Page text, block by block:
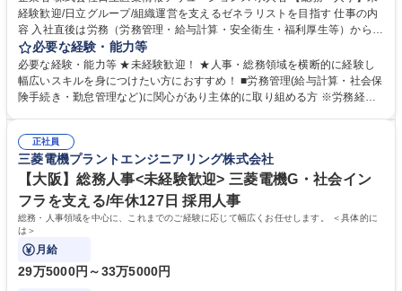
経験歓迎/日立グループ/組織運営を支えるゼネラリストを目指す 仕事の内
容 入社直後は労務（労務管理・給与計算・安全衛生・福利厚生等）からお
任せいたします。将来は総務・採用・教育業務へ守備範囲を広げ、組織運
営を支えるゼネラリストをめざせます。 ・初期業務：労働時間管理、給与
計算、社会保険対応、福利厚生管理、安全衛生、健康経営推進等をお任せ
します。ご経験に応じて、休職者管理など、幅広く経験を積んでいただき
幅広く経験を積みたい意欲がある方に最適な環境です。 募集職種 【総
務・人事】未経験歓迎/日立グループ/組織運営を支えるゼネラリストを目
指す
必要な経験・能力等
必要な経験・能力等 ★未経験歓迎！ ★人事・総務領域を横断的に経験し
幅広いスキルを身につけたい方におすすめ！ ■労務管理(給与計算・社会保
険手続き・勤怠管理など)に関心があり主体的に取り組める方 ※労務経験
のご経験 ■労務管理（給与計算・社会保険手続き・勤怠管理など）の経験
■衛生管理者の資格をお持ちの方 学歴・資格 学歴：大学院 大学 高専 短大
専修学校 高校 語学力： 資格：
正社員
三菱電機プラントエンジニアリング株式会社
【大阪】総務人事<未経験歓迎> 三菱電機G・社会イン
フラを支える/年休127日 採用人事
総務・人事領域を中心に、これまでのご経験に応じて幅広くお任せします。 ＜具体的に
は＞
月給
29万5000円～33万5000円